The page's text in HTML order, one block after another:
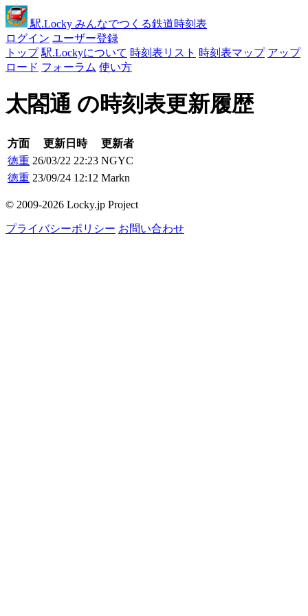
駅.Locky みんなでつくる鉄道時刻表
ログイン ユーザー登録
トップ 駅.Lockyについて 時刻表リスト 時刻表マップ アップ
ロード フォーラム 使い方
太閤通 の時刻表更新履歴
方面 更新日時
更新者
徳重 26/03/22 22:23 NGYC
徳重 23/09/24 12:12 Markn
© 2009-2026 Locky.jp Project
プライバシーポリシー お問い合わせ